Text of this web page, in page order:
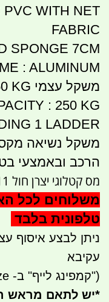
WITH NET
FABRIC
SPONGE 7CM
: ALUMINUM
משקל עצמי NW ABOUT 50 KG
: 250 KG
1 LADDER
משקל נשיאה
הרכב ובאמצעי
מס קטלוגי יצרן חול WINCAR RT11
משלוחים לכל
טלפונית בלבד
עקיבא
("קמפינג לייף" ב- waze)
*יש לתאם מראש